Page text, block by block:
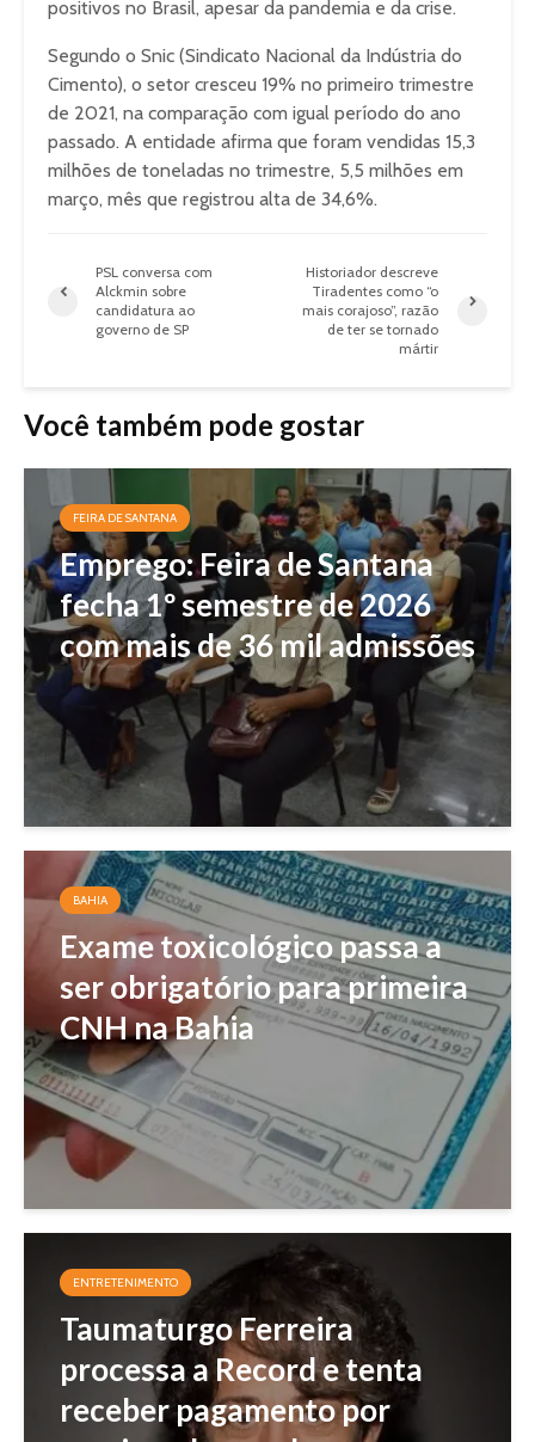
positivos no Brasil, apesar da pandemia e da crise.
Segundo o Snic (Sindicato Nacional da Indústria do
Cimento), o setor cresceu 19% no primeiro trimestre
de 2021, na comparação com igual período do ano
passado. A entidade afirma que foram vendidas 15,3
milhões de toneladas no trimestre, 5,5 milhões em
março, mês que registrou alta de 34,6%.
PSL conversa com
Alckmin sobre
candidatura ao
governo de SP
Historiador descreve
Tiradentes como “o
mais corajoso”, razão
de ter se tornado
mártir
Você também pode gostar
FEIRA DE SANTANA
Emprego: Feira de Santana
fecha 1º semestre de 2026
com mais de 36 mil admissões
BAHIA
Exame toxicológico passa a
ser obrigatório para primeira
CNH na Bahia
ENTRETENIMENTO
Taumaturgo Ferreira
processa a Record e tenta
receber pagamento por